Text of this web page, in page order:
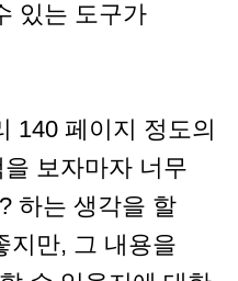
있는 도구가
140 페이지 정도의
보자마자 너무
하는 생각을 할
지만, 그 내용을